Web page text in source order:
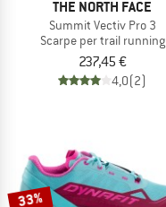
THE NORTH FACE
Summit Vectiv Pro 3
Scarpe per trail running
237,45 €
4,0(2)
33%